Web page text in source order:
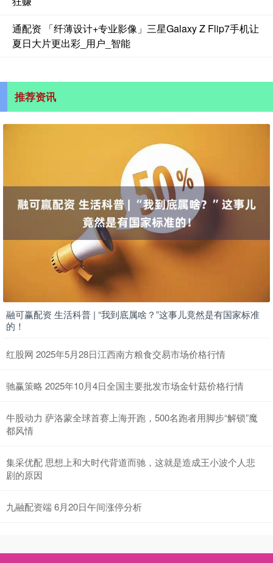
通配资 「纤薄设计+专业影像」三星Galaxy Z Flip7手机让
夏日大片更出彩_用户_智能
推荐资讯
融可赢配资 生活科普 | “我到底属啥？”这事儿竟然是有国家标准
的！
红股网 2025年5月28日江西南方粮食交易市场价格行情
驰赢策略 2025年10月4日全国主要批发市场金针菇价格行情
牛股动力 萨洛蒙全球首赛上海开跑，500名跑者用脚步“解锁”魔
都风情
集采优配 思想上和大时代背道而驰，这就是造成王小波个人悲
剧的原因
九融配资端 6月20日午间涨停分析